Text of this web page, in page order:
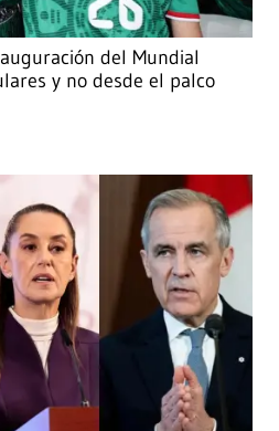
del Mundial
y no desde el palco